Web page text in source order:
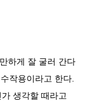
하게 잘 굴러 간다
작용이라고 한다.
생각할 때라고